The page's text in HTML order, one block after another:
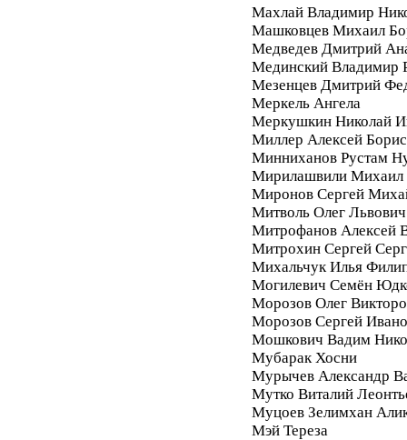
Махлай Владимир
Машковцев Михаил
Медведев Дмитрий
Мединский Владимир
Мезенцев Дмитрий
Меркель Ангела
Меркушкин Николай
Миллер Алексей
Минниханов Рустам
Мирилашвили Михаил
Миронов Сергей
Митволь Олег Львович
Митрофанов Алексей
Митрохин Сергей
Михальчук Илья
Могилевич Семён
Морозов Олег
Морозов Сергей
Мошкович Вадим
Мубарак Хосни
Мурычев Александр
Мутко Виталий
Муцоев Зелимхан
Мэй Тереза